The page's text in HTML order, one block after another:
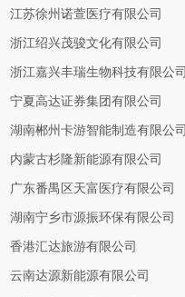
江苏徐州诺萱医疗有限公司
浙江绍兴茂骏文化有限公司
浙江嘉兴丰瑞生物科技有限公司
宁夏高达证券集团有限公司
湖南郴州卡游智能制造有限公司
内蒙古杉隆新能源有限公司
广东番禺区天富医疗有限公司
湖南宁乡市源振环保有限公司
香港汇达旅游有限公司
云南达源新能源有限公司